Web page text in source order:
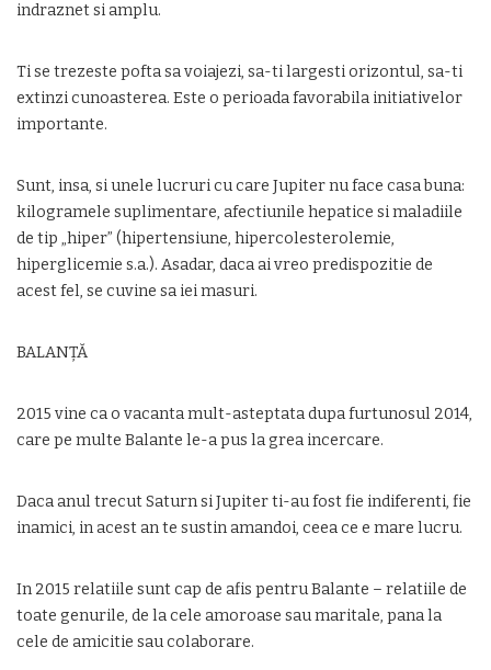
indraznet si amplu.
Ti se trezeste pofta sa voiajezi, sa-ti largesti orizontul, sa-ti
extinzi cunoasterea. Este o perioada favorabila initiativelor
importante.
Sunt, insa, si unele lucruri cu care Jupiter nu face casa buna:
kilogramele suplimentare, afectiunile hepatice si maladiile
de tip „hiper” (hipertensiune, hipercolesterolemie,
hiperglicemie s.a.). Asadar, daca ai vreo predispozitie de
acest fel, se cuvine sa iei masuri.
BALANȚĂ
2015 vine ca o vacanta mult-asteptata dupa furtunosul 2014,
care pe multe Balante le-a pus la grea incercare.
Daca anul trecut Saturn si Jupiter ti-au fost fie indiferenti, fie
inamici, in acest an te sustin amandoi, ceea ce e mare lucru.
In 2015 relatiile sunt cap de afis pentru Balante – relatiile de
toate genurile, de la cele amoroase sau maritale, pana la
cele de amicitie sau colaborare.